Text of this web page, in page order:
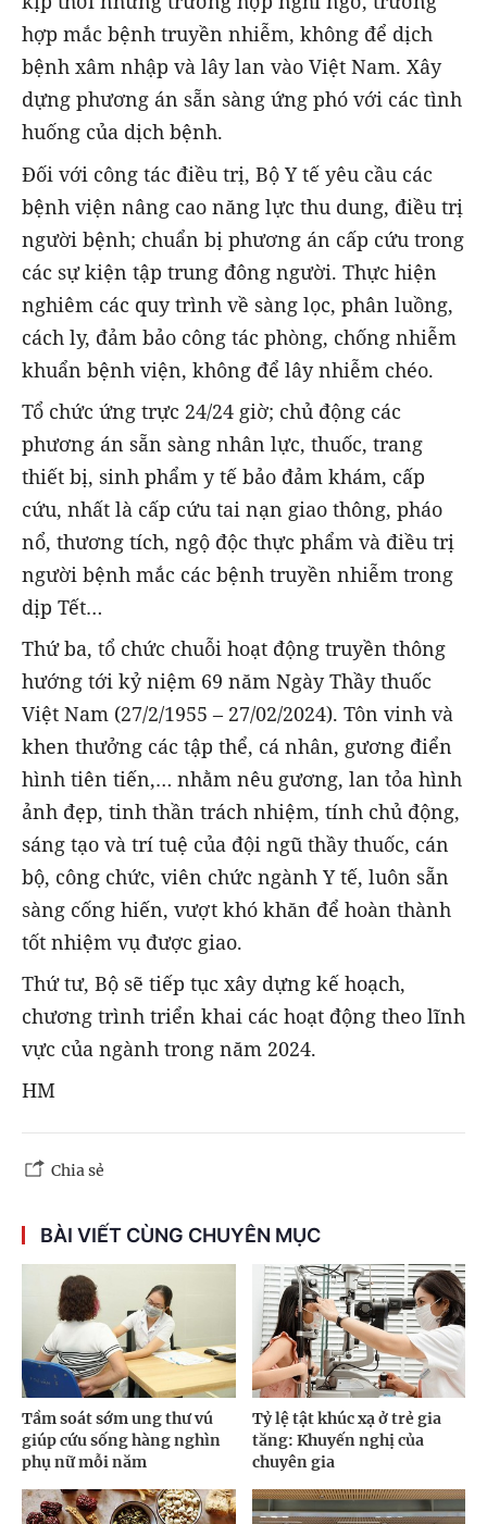
hợp mắc bệnh truyền nhiễm, không để dịch
bệnh xâm nhập và lây lan vào Việt Nam. Xây
dựng phương án sẵn sàng ứng phó với các tình
huống của dịch bệnh.
Đối với công tác điều trị, Bộ Y tế yêu cầu các
bệnh viện nâng cao năng lực thu dung, điều trị
người bệnh; chuẩn bị phương án cấp cứu trong
các sự kiện tập trung đông người. Thực hiện
nghiêm các quy trình về sàng lọc, phân luồng,
cách ly, đảm bảo công tác phòng, chống nhiễm
khuẩn bệnh viện, không để lây nhiễm chéo.
Tổ chức ứng trực 24/24 giờ; chủ động các
phương án sẵn sàng nhân lực, thuốc, trang
thiết bị, sinh phẩm y tế bảo đảm khám, cấp
cứu, nhất là cấp cứu tai nạn giao thông, pháo
nổ, thương tích, ngộ độc thực phẩm và điều trị
người bệnh mắc các bệnh truyền nhiễm trong
dịp Tết…
Thứ ba, tổ chức chuỗi hoạt động truyền thông
hướng tới kỷ niệm 69 năm Ngày Thầy thuốc
Việt Nam (27/2/1955 – 27/02/2024). Tôn vinh và
khen thưởng các tập thể, cá nhân, gương điển
hình tiên tiến,… nhằm nêu gương, lan tỏa hình
ảnh đẹp, tinh thần trách nhiệm, tính chủ động,
sáng tạo và trí tuệ của đội ngũ thầy thuốc, cán
bộ, công chức, viên chức ngành Y tế, luôn sẵn
sàng cống hiến, vượt khó khăn để hoàn thành
tốt nhiệm vụ được giao.
Thứ tư, Bộ sẽ tiếp tục xây dựng kế hoạch,
chương trình triển khai các hoạt động theo lĩnh
vực của ngành trong năm 2024.
HM
Chia sẻ
BÀI VIẾT CÙNG CHUYÊN MỤC
Tầm soát sớm ung thư vú
giúp cứu sống hàng nghìn
phụ nữ mỗi năm
Tỷ lệ tật khúc xạ ở trẻ gia
tăng: Khuyến nghị của
chuyên gia